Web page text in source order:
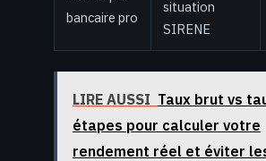
bancaire pro
situation
SIRENE
LIRE AUSSI Taux brut vs
étapes pour calculer votre
rendement réel et éviter